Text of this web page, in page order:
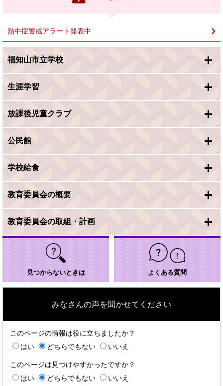
熱中症警戒アラート発表中
福知山市立学校
生涯学習
放課後児童クラブ
公民館
学校給食
教育委員会の概要
教育委員会の取組・計画
見つからないときは よくある質問
みなさんの声を聞かせてください
このページの情報は役に立ちましたか？
はい
どちらでもない いいえ
このページは見つけやすかったですか？
はい
どちらでもない いいえ